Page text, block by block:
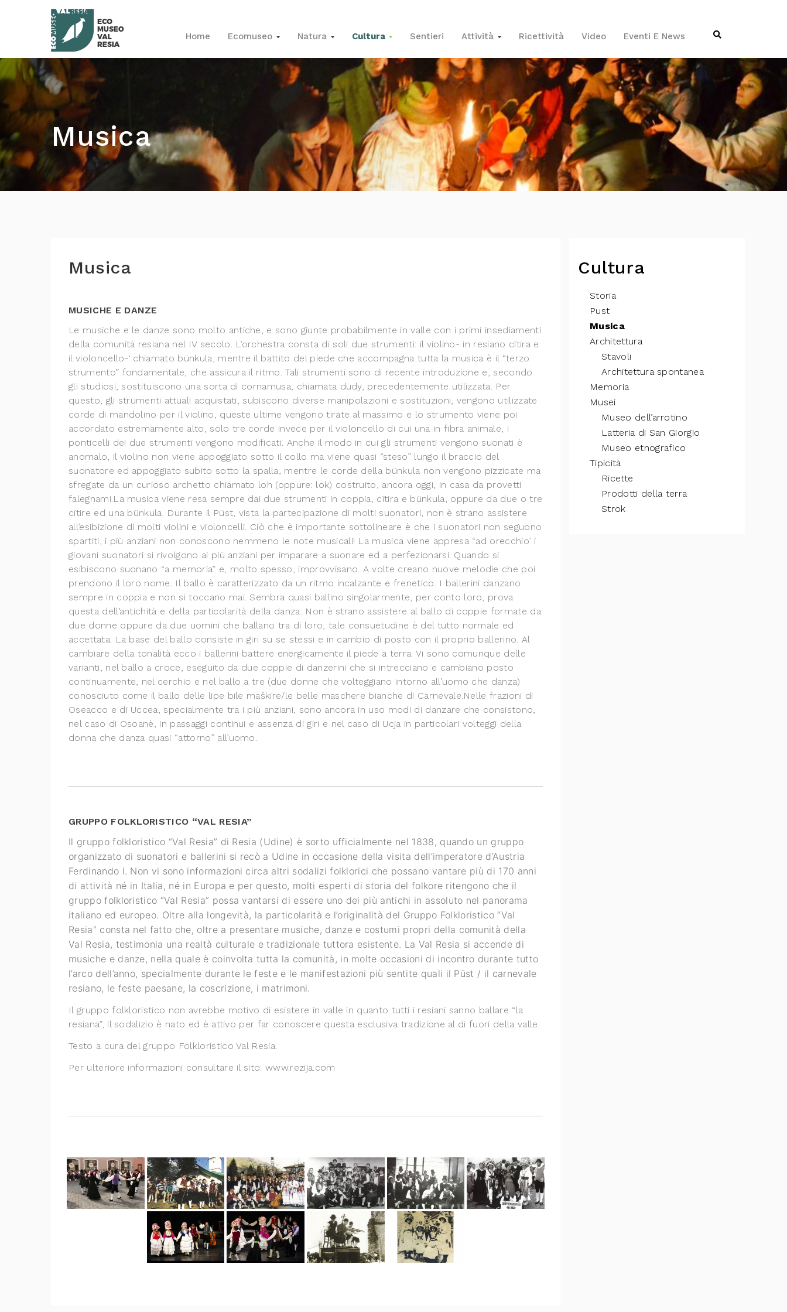
Home Ecomuseo Natura Cultura Sentieri Attività Ricettività Video Eventi E News
Musica
Cultura
Storia
Pust
Musica
Architettura
Stavoli
Architettura spontanea
Memoria
Musei
Museo dell’arrotino
Latteria di San Giorgio
Museo etnografico
Tipicità
Ricette
Prodotti della terra
Strok
Musica
MUSICHE E DANZE
Le musiche e le danze sono molto antiche, e sono giunte probabilmente in valle con i primi insediamenti
della comunità resiana nel IV secolo. L’orchestra consta di soli due strumenti: il violino- in resiano cïtira e
il violoncello-‘ chiamato bünkula, mentre il battito del piede che accompagna tutta la musica è il “terzo
strumento” fondamentale, che assicura il ritmo. Tali strumenti sono di recente introduzione e, secondo
gli studiosi, sostituiscono una sorta di cornamusa, chiamata dudy, precedentemente utilizzata. Per
questo, gli strumenti attuali acquistati, subiscono diverse manipolazioni e sostituzioni, vengono utilizzate
corde di mandolino per il violino, queste ultime vengono tirate al massimo e lo strumento viene poi
accordato estremamente alto, solo tre corde invece per il violoncello di cui una in fibra animale, i
ponticelli dei due strumenti vengono modificati. Anche il modo in cui gli strumenti vengono suonati è
anomalo, il violino non viene appoggiato sotto il collo ma viene quasi “steso” lungo il braccio del
suonatore ed appoggiato subito sotto la spalla, mentre le corde della bünkula non vengono pizzicate ma
sfregate da un curioso archetto chiamato loh (oppure: lok) costruito, ancora oggi, in casa da provetti
falegnami.La musica viene resa sempre dai due strumenti in coppia, cïtira e bünkula, oppure da due o tre
cïtire ed una bünkula. Durante il Püst, vista la partecipazione di molti suonatori, non è strano assistere
all’esibizione di molti violini e violoncelli. Ciò che è importante sottolineare è che i suonatori non seguono
spartiti, i più anziani non conoscono nemmeno le note musicali! La musica viene appresa “ad orecchio’ i
giovani suonatori si rivolgono ai più anziani per imparare a suonare ed a perfezionarsi. Quando si
esibiscono suonano “a memoria” e, molto spesso, improvvisano. A volte creano nuove melodie che poi
prendono il loro nome. Il ballo è caratterizzato da un ritmo incalzante e frenetico. I ballerini danzano
sempre in coppia e non si toccano mai. Sembra quasi ballino singolarmente, per conto loro, prova
questa dell’antichità e della particolarità della danza. Non è strano assistere al ballo di coppie formate da
due donne oppure da due uomini che ballano tra di loro, tale consuetudine è del tutto normale ed
accettata. La base del ballo consiste in giri su se stessi e in cambio di posto con il proprio ballerino. Al
cambiare della tonalità ecco i ballerini battere energicamente il piede a terra. Vi sono comunque delle
varianti, nel ballo a croce, eseguito da due coppie di danzerini che si intrecciano e cambiano posto
continuamente, nel cerchio e nel ballo a tre (due donne che volteggiano intorno all’uomo che danza)
conosciuto come il ballo delle lipe bile maškire/le belle maschere bianche di Carnevale.Nelle frazioni di
Oseacco e di Uccea, specialmente tra i più anziani, sono ancora in uso modi di danzare che consistono,
nel caso di Osoanè, in passaggi continui e assenza di giri e nel caso di Ucja in particolari volteggi della
donna che danza quasi “attorno” all’uomo.
GRUPPO FOLKLORISTICO “VAL RESIA”
Il gruppo folkloristico “Val Resia” di Resia (Udine) è sorto ufficialmente nel 1838, quando un gruppo
organizzato di suonatori e ballerini si recò a Udine in occasione della visita dell’imperatore d’Austria
Ferdinando I. Non vi sono informazioni circa altri sodalizi folklorici che possano vantare più di 170 anni
di attività né in Italia, né in Europa e per questo, molti esperti di storia del folkore ritengono che il
gruppo folkloristico “Val Resia” possa vantarsi di essere uno dei più antichi in assoluto nel panorama
italiano ed europeo. Oltre alla longevità, la particolarità e l’originalità del Gruppo Folkloristico “Val
Resia” consta nel fatto che, oltre a presentare musiche, danze e costumi propri della comunità della
Val Resia, testimonia una realtà culturale e tradizionale tuttora esistente. La Val Resia si accende di
musiche e danze, nella quale è coinvolta tutta la comunità, in molte occasioni di incontro durante tutto
l’arco dell’anno, specialmente durante le feste e le manifestazioni più sentite quali il Püst / il carnevale
resiano, le feste paesane, la coscrizione, i matrimoni.
Il gruppo folkloristico non avrebbe motivo di esistere in valle in quanto tutti i resiani sanno ballare “la
resiana”, il sodalizio è nato ed è attivo per far conoscere questa esclusiva tradizione al di fuori della valle.
Testo a cura del gruppo Folkloristico Val Resia.
Per ulteriore informazioni consultare il sito: www.rezija.com